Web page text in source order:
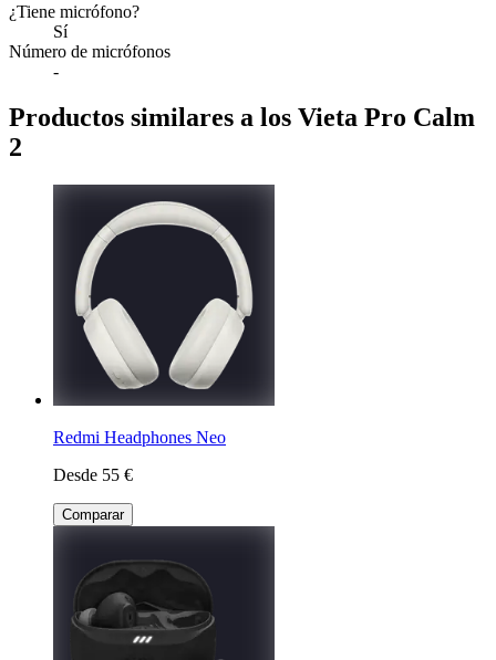
¿Tiene micrófono?
Sí
Número de micrófonos
-
Productos similares a los Vieta Pro Calm
2
Redmi Headphones Neo
Desde 55 €
Comparar